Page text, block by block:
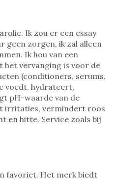
Ik zou er een essay
geen zorgen, ik zal alleen
Ik hou van een
het vervanging is voor de
(conditioners, serums,
voedt, hydrateert,
pH-waarde van de
irritaties, vermindert roos
en hitte. Service zoals bij
favoriet. Het merk biedt